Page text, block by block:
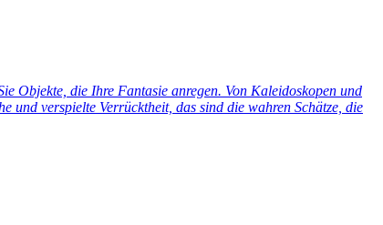
Objekte, die Ihre Fantasie anregen. Von Kaleidoskopen und
und verspielte Verrücktheit, das sind die wahren Schätze, die